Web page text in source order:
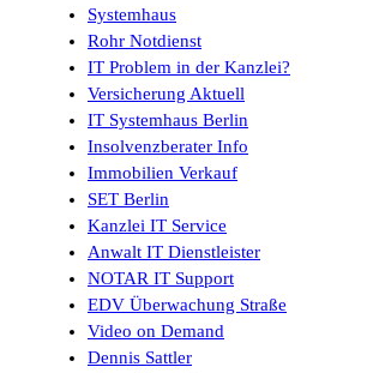
Systemhaus
Rohr Notdienst
IT Problem in der Kanzlei?
Versicherung Aktuell
IT Systemhaus Berlin
Insolvenzberater Info
Immobilien Verkauf
SET Berlin
Kanzlei IT Service
Anwalt IT Dienstleister
NOTAR IT Support
EDV Überwachung Straße
Video on Demand
Dennis Sattler